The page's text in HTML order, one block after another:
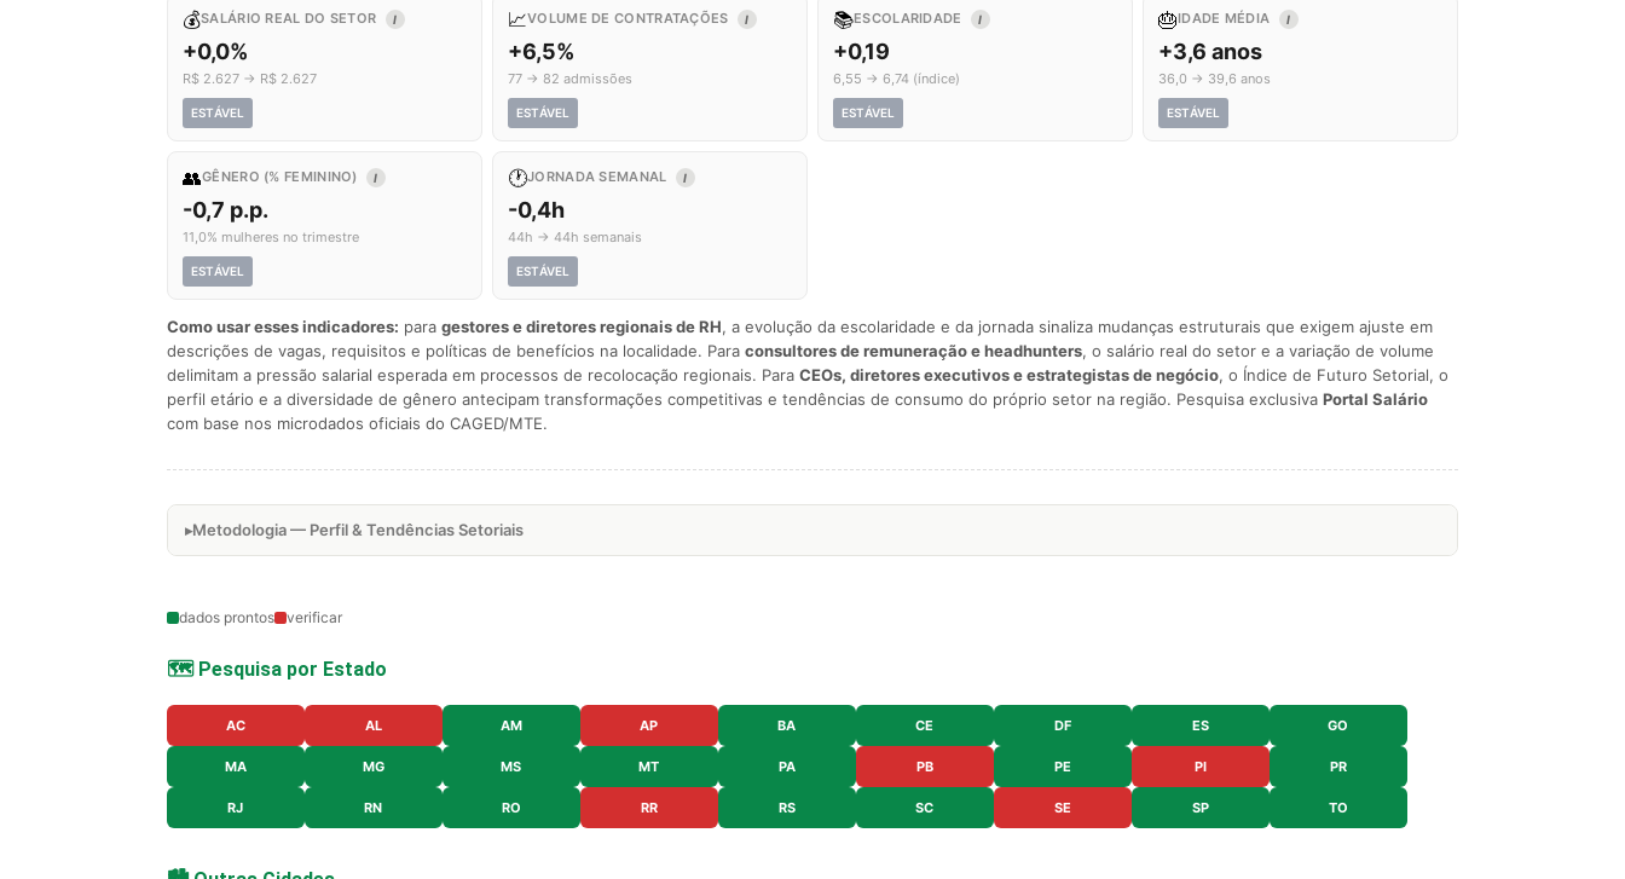
💰SALÁRIO REAL DO SETOR I
+0,0%
R$ 2.627 → R$ 2.627
ESTÁVEL
📈VOLUME DE CONTRATAÇÕES I
+6,5%
77 → 82 admissões
ESTÁVEL
📚ESCOLARIDADE I
+0,19
6,55 → 6,74 (índice)
ESTÁVEL
🎂IDADE MÉDIA I
+3,6 anos
36,0 → 39,6 anos
ESTÁVEL
👥GÊNERO (% FEMININO) I
-0,7 p.p.
11,0% mulheres no trimestre
ESTÁVEL
🕐JORNADA SEMANAL I
-0,4h
44h → 44h semanais
ESTÁVEL
Como usar esses indicadores: para gestores e diretores regionais de RH, a evolução da escolaridade e da jornada sinaliza mudanças estruturais que exigem ajuste em
descrições de vagas, requisitos e políticas de benefícios na localidade. Para consultores de remuneração e headhunters, o salário real do setor e a variação de volume
delimitam a pressão salarial esperada em processos de recolocação regionais. Para CEOs, diretores executivos e estrategistas de negócio, o Índice de Futuro Setorial, o
perfil etário e a diversidade de gênero antecipam transformações competitivas e tendências de consumo do próprio setor na região. Pesquisa exclusiva Portal Salário
com base nos microdados oficiais do CAGED/MTE.
Metodologia — Perfil & Tendências Setoriais
dados prontos verificar
🗺️ Pesquisa por Estado
AC AL AM AP BA CE DF ES GO
MA MG MS MT PA PB PE PI PR
RJ RN RO RR RS SC SE SP TO